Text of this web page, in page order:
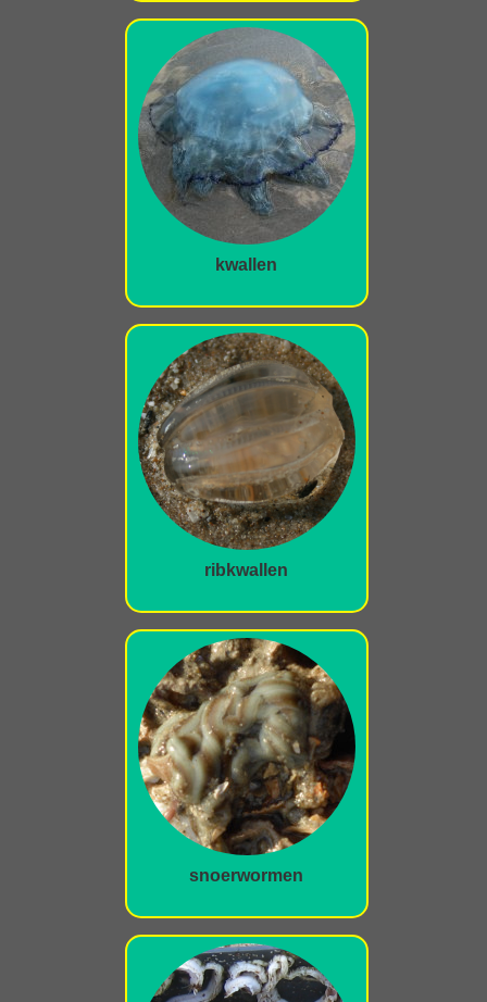
kwallen
ribkwallen
snoerwormen